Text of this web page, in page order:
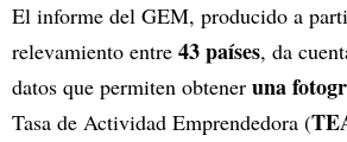
El informe del GEM, producido a
relevamiento entre 43 países, da
datos que permiten obtener una
Tasa de Actividad Emprendedora (